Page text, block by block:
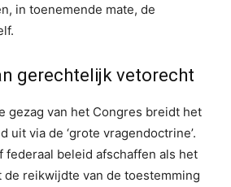
in toenemende mate, de
gerechtelijk vetorecht
gezag van het Congres breidt het
uit via de ‘grote vragendoctrine’.
federaal beleid afschaffen als het
de reikwijdte van de toestemming